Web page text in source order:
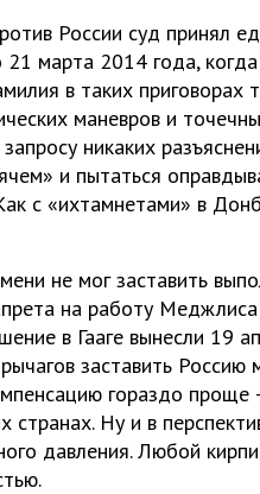
России суд принял
марта 2014 года,
в таких приговорах
маневров и
никаких
и пытаться
с «ихтамнетами» в
не мог заставить
на работу
в Гааге вынесли 19
заставить Россию
гораздо проще
странах. Ну и в
давления. Любой